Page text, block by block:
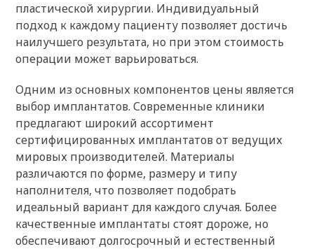
пластической хирургии. Индивидуальный
подход к каждому пациенту позволяет достичь
наилучшего результата, но при этом стоимость
операции может варьироваться.
Одним из основных компонентов цены является
выбор имплантатов. Современные клиники
предлагают широкий ассортимент
сертифицированных имплантатов от ведущих
мировых производителей. Материалы
различаются по форме, размеру и типу
наполнителя, что позволяет подобрать
идеальный вариант для каждого случая. Более
качественные имплантаты стоят дороже, но
обеспечивают долгосрочный и естественный